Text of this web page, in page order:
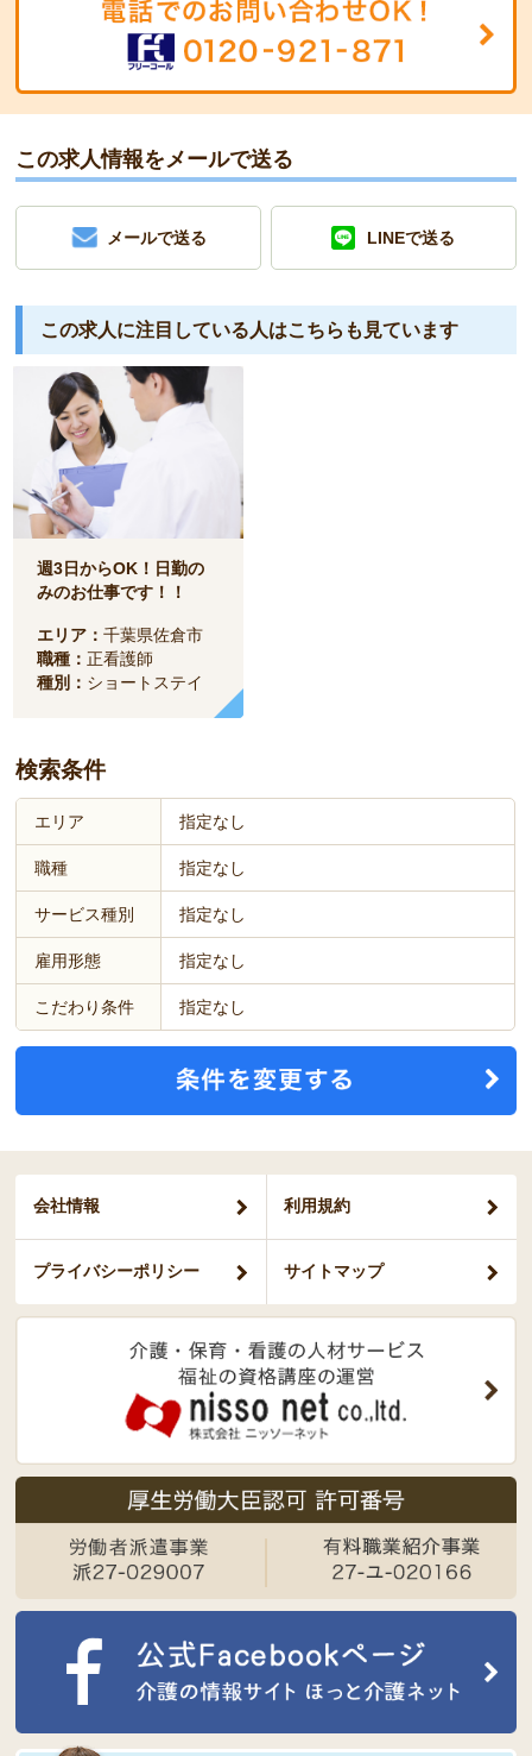
この求人情報をメールで送る
メールで送る LINEで送る
この求人に注目している人はこちらも見ています
週3日からOK！日勤の
みのお仕事です！！
エリア： 千葉県佐倉市
職種： 正看護師
種別： ショートステイ
検索条件
エリア 指定なし
職種 指定なし
サービス種別 指定なし
雇用形態 指定なし
こだわり条件 指定なし
会社情報 利用規約
プライバシーポリシー サイトマップ